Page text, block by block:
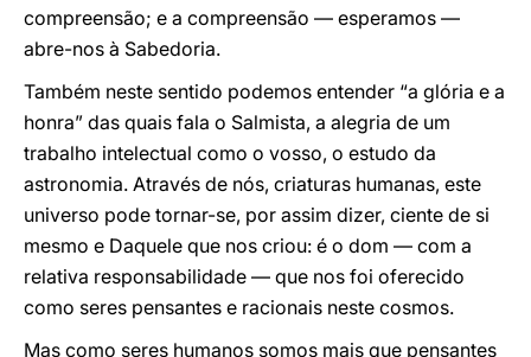
compreensão; e a compreensão — esperamos —
abre-nos à Sabedoria.
Também neste sentido podemos entender “a glória e a
honra” das quais fala o Salmista, a alegria de um
trabalho intelectual como o vosso, o estudo da
astronomia. Através de nós, criaturas humanas, este
universo pode tornar-se, por assim dizer, ciente de si
mesmo e Daquele que nos criou: é o dom — com a
relativa responsabilidade — que nos foi oferecido
como seres pensantes e racionais neste cosmos.
Mas como seres humanos somos mais que pensantes